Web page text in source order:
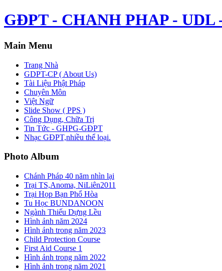
GĐPT - CHANH PHAP - UDL
Main Menu
Trang Nhà
GDPT-CP ( About Us)
Tài Liệu Phật Pháp
Chuyên Môn
Việt Ngữ
Slide Show ( PPS )
Công Dụng, Chữa Trị
Tin Tức - GHPG-GĐPT
Nhạc GĐPT,nhiều thể loại.
Photo Album
Chánh Pháp 40 năm nhìn lại
Trại TS,Anoma, NiLiên2011
Trại Họp Bạn Phổ Hòa
Tu Học BUNDANOON
Ngành Thiếu Dựng Lều
Hình ảnh năm 2024
Hình ảnh trong năm 2023
Child Protection Course
First Aid Course 1
Hình ảnh trong năm 2022
Hình ảnh trong năm 2021